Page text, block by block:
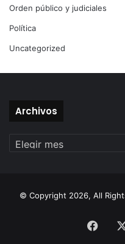
Orden público y judiciales
Política
Uncategorized
Archivos
© Copyright 2026, All